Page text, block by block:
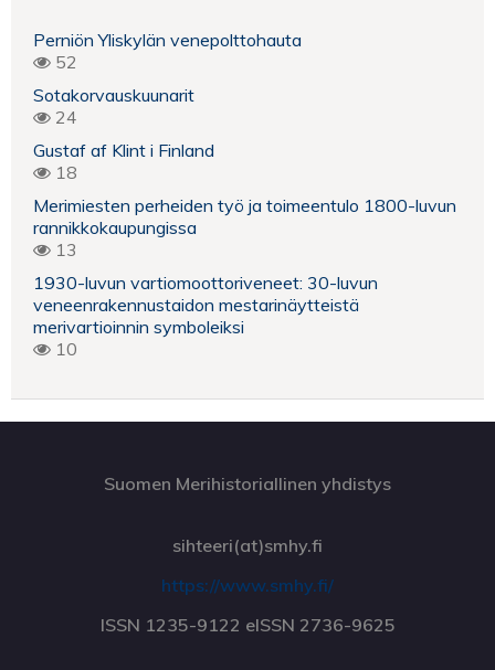
Perniön Yliskylän venepolttohauta
52
Sotakorvauskuunarit
24
Gustaf af Klint i Finland
18
Merimiesten perheiden työ ja toimeentulo 1800-luvun
rannikkokaupungissa
13
1930-luvun vartiomoottoriveneet: 30-luvun
veneenrakennustaidon mestarinäytteistä
merivartioinnin symboleiksi
10
Suomen Merihistoriallinen yhdistys
sihteeri(at)smhy.fi
https://www.smhy.fi/
ISSN 1235-9122 eISSN 2736-9625